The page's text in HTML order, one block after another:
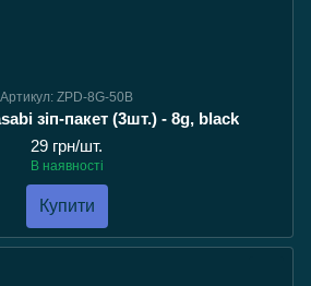
Артикул: ZPD-8G-50B
зіп-пакет (3шт.) - 8g, black
29 грн/шт.
В наявності
Купити